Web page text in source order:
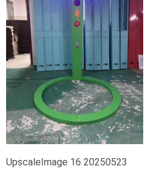
UpscaleImage 16 20250523